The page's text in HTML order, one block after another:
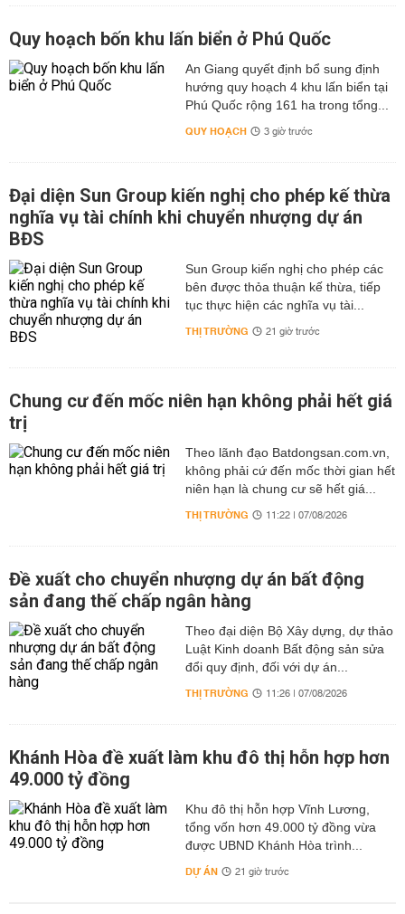
Quy hoạch bốn khu lấn biển ở Phú Quốc
An Giang quyết định bổ sung định
hướng quy hoạch 4 khu lấn biển tại
Phú Quốc rộng 161 ha trong tổng...
QUY HOẠCH 3 giờ trước
Đại diện Sun Group kiến nghị cho phép kế thừa
nghĩa vụ tài chính khi chuyển nhượng dự án
BĐS
Sun Group kiến nghị cho phép các
bên được thỏa thuận kế thừa, tiếp
tục thực hiện các nghĩa vụ tài...
THỊ TRƯỜNG 21 giờ trước
Chung cư đến mốc niên hạn không phải hết giá
trị
Theo lãnh đạo Batdongsan.com.vn,
không phải cứ đến mốc thời gian hết
niên hạn là chung cư sẽ hết giá...
THỊ TRƯỜNG 11:22 | 07/08/2026
Đề xuất cho chuyển nhượng dự án bất động
sản đang thế chấp ngân hàng
Theo đại diện Bộ Xây dựng, dự thảo
Luật Kinh doanh Bất động sản sửa
đổi quy định, đối với dự án...
THỊ TRƯỜNG 11:26 | 07/08/2026
Khánh Hòa đề xuất làm khu đô thị hỗn hợp hơn
49.000 tỷ đồng
Khu đô thị hỗn hợp Vĩnh Lương,
tổng vốn hơn 49.000 tỷ đồng vừa
được UBND Khánh Hòa trình...
DỰ ÁN 21 giờ trước